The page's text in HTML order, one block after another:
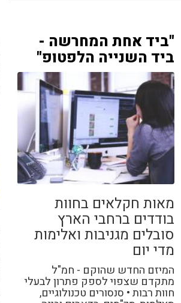
"ביד אחת המחרשה -
ביד השנייה הלפטופ"
מאות חקלאים בחוות
בודדים ברחבי הארץ
סובלים מגניבות ואלימות
מדי יום
המיזם החדש שהוקם - חמ"ל
מתקדם שצפוי לספק פתרון לבעלי
חוות רבות • סנסורים טכנולוגיים,